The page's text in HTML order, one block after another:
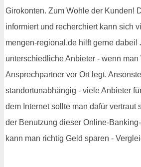
Girokonten. Zum Wohle der Kunden!
informiert und recherchiert kann sich
mengen-regional.de hilft gerne dabei!
unterschiedliche Anbieter - wenn man
Ansprechpartner vor Ort legt.
standortunabhängig - viele Anbieter
dem Internet sollte man dafür vertraut
der Benutzung dieser Online-
kann man richtig Geld sparen -